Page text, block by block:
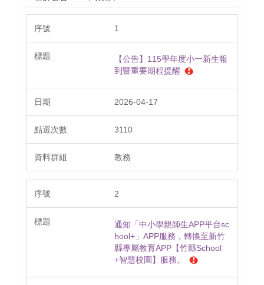
1
【公告】115學年度小一新生報
到暨重要期程提醒
2026-04-17
3110
教務
2
通知「中小學親師生APP平台sc
hool+」APP服務，轉換至新竹
縣專屬教育APP【竹縣School
+智慧校園】服務。